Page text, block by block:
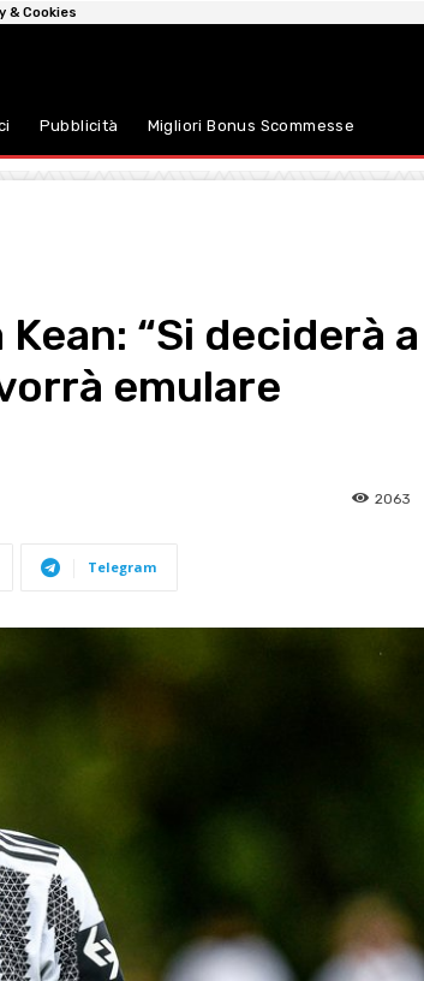
& Cookies
Pubblicità Migliori Bonus Scommesse
“Si deciderà a
emulare
2063
Telegram